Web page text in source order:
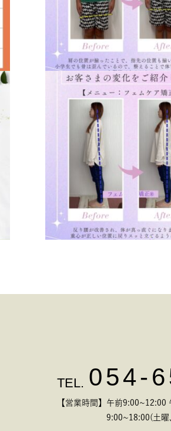
TEL. 054-
【営業時間】午前
9:00~18:00(土曜、